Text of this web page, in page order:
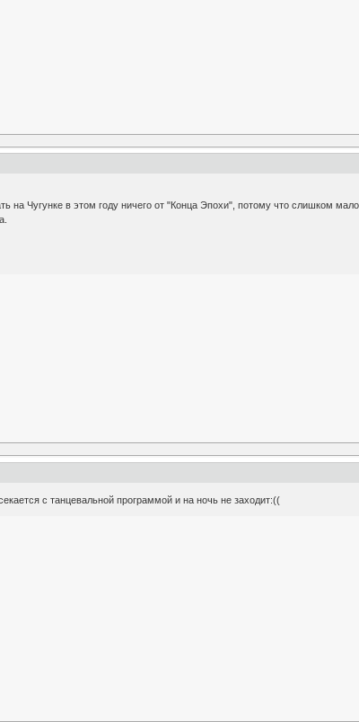
на Чугунке в этом году ничего от "Конца Эпохи", потому что слишком
с танцевальной программой и на ночь не заходит:((